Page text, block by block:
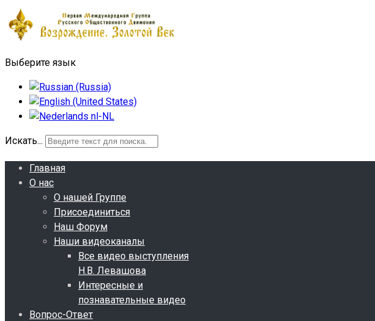
Выберите язык
Искать...
Главная
О нас
О нашей Группе
Присоединиться
Наш Форум
Наши видеоканалы
Все видео выступления
Н.В. Левашова
Интересные и
познавательные видео
Вопрос-Ответ